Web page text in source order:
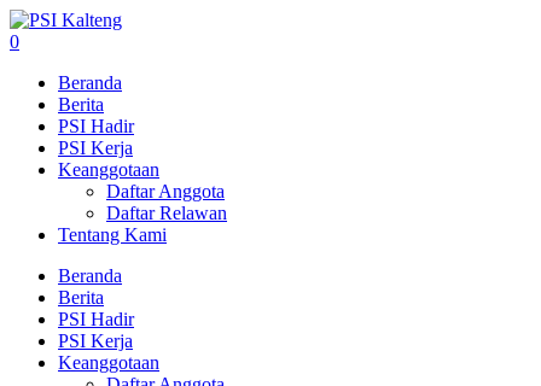
0
Beranda
Berita
PSI Hadir
PSI Kerja
Keanggotaan
Daftar Anggota
Daftar Relawan
Tentang Kami
Beranda
Berita
PSI Hadir
PSI Kerja
Keanggotaan